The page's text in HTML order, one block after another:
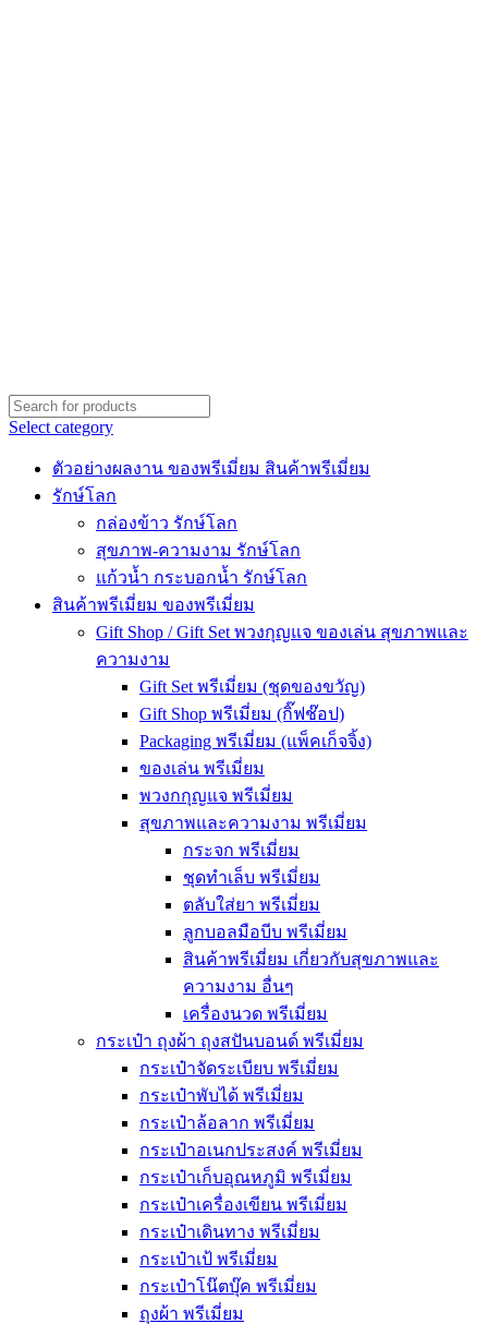
Select category
ตัวอย่างผลงาน ของพรีเมี่ยม สินค้าพรีเมี่ยม
รักษ์โลก
กล่องข้าว รักษ์โลก
สุขภาพ-ความงาม รักษ์โลก
แก้วน้ำ กระบอกน้ำ รักษ์โลก
สินค้าพรีเมี่ยม ของพรีเมี่ยม
Gift Shop / Gift Set พวงกุญแจ ของเล่น สุขภาพและ
ความงาม
Gift Set พรีเมี่ยม (ชุดของขวัญ)
Gift Shop พรีเมี่ยม (กิ๊ฟช๊อป)
Packaging พรีเมี่ยม (แพ็คเก็จจิ้ง)
ของเล่น พรีเมี่ยม
พวงกกุญแจ พรีเมี่ยม
สุขภาพและความงาม พรีเมี่ยม
กระจก พรีเมี่ยม
ชุดทำเล็บ พรีเมี่ยม
ตลับใส่ยา พรีเมี่ยม
ลูกบอลมือบีบ พรีเมี่ยม
สินค้าพรีเมี่ยม เกี่ยวกับสุขภาพและ
ความงาม อื่นๆ
เครื่องนวด พรีเมี่ยม
กระเป๋า ถุงผ้า ถุงสปันบอนด์ พรีเมี่ยม
กระเป๋าจัดระเบียบ พรีเมี่ยม
กระเป๋าพับได้ พรีเมี่ยม
กระเป๋าล้อลาก พรีเมี่ยม
กระเป๋าอเนกประสงค์ พรีเมี่ยม
กระเป๋าเก็บอุณหภูมิ พรีเมี่ยม
กระเป๋าเครื่องเขียน พรีเมี่ยม
กระเป๋าเดินทาง พรีเมี่ยม
กระเป๋าเป้ พรีเมี่ยม
กระเป๋าโน๊ตบุ๊ค พรีเมี่ยม
ถุงผ้า พรีเมี่ยม